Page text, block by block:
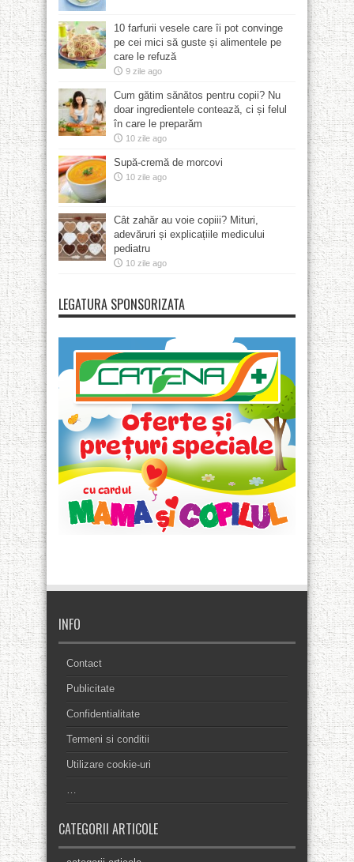
10 farfurii vesele care îi pot convinge
pe cei mici să guste și alimentele pe
care le refuză
9 zile ago
Cum gătim sănătos pentru copii? Nu
doar ingredientele contează, ci și felul
în care le preparăm
10 zile ago
Supă-cremă de morcovi
10 zile ago
Cât zahăr au voie copiii? Mituri,
adevăruri și explicațiile medicului
pediatru
10 zile ago
LEGATURA SPONSORIZATA
INFO
Contact
Publicitate
Confidentialitate
Termeni si conditii
Utilizare cookie-uri
…
CATEGORII ARTICOLE